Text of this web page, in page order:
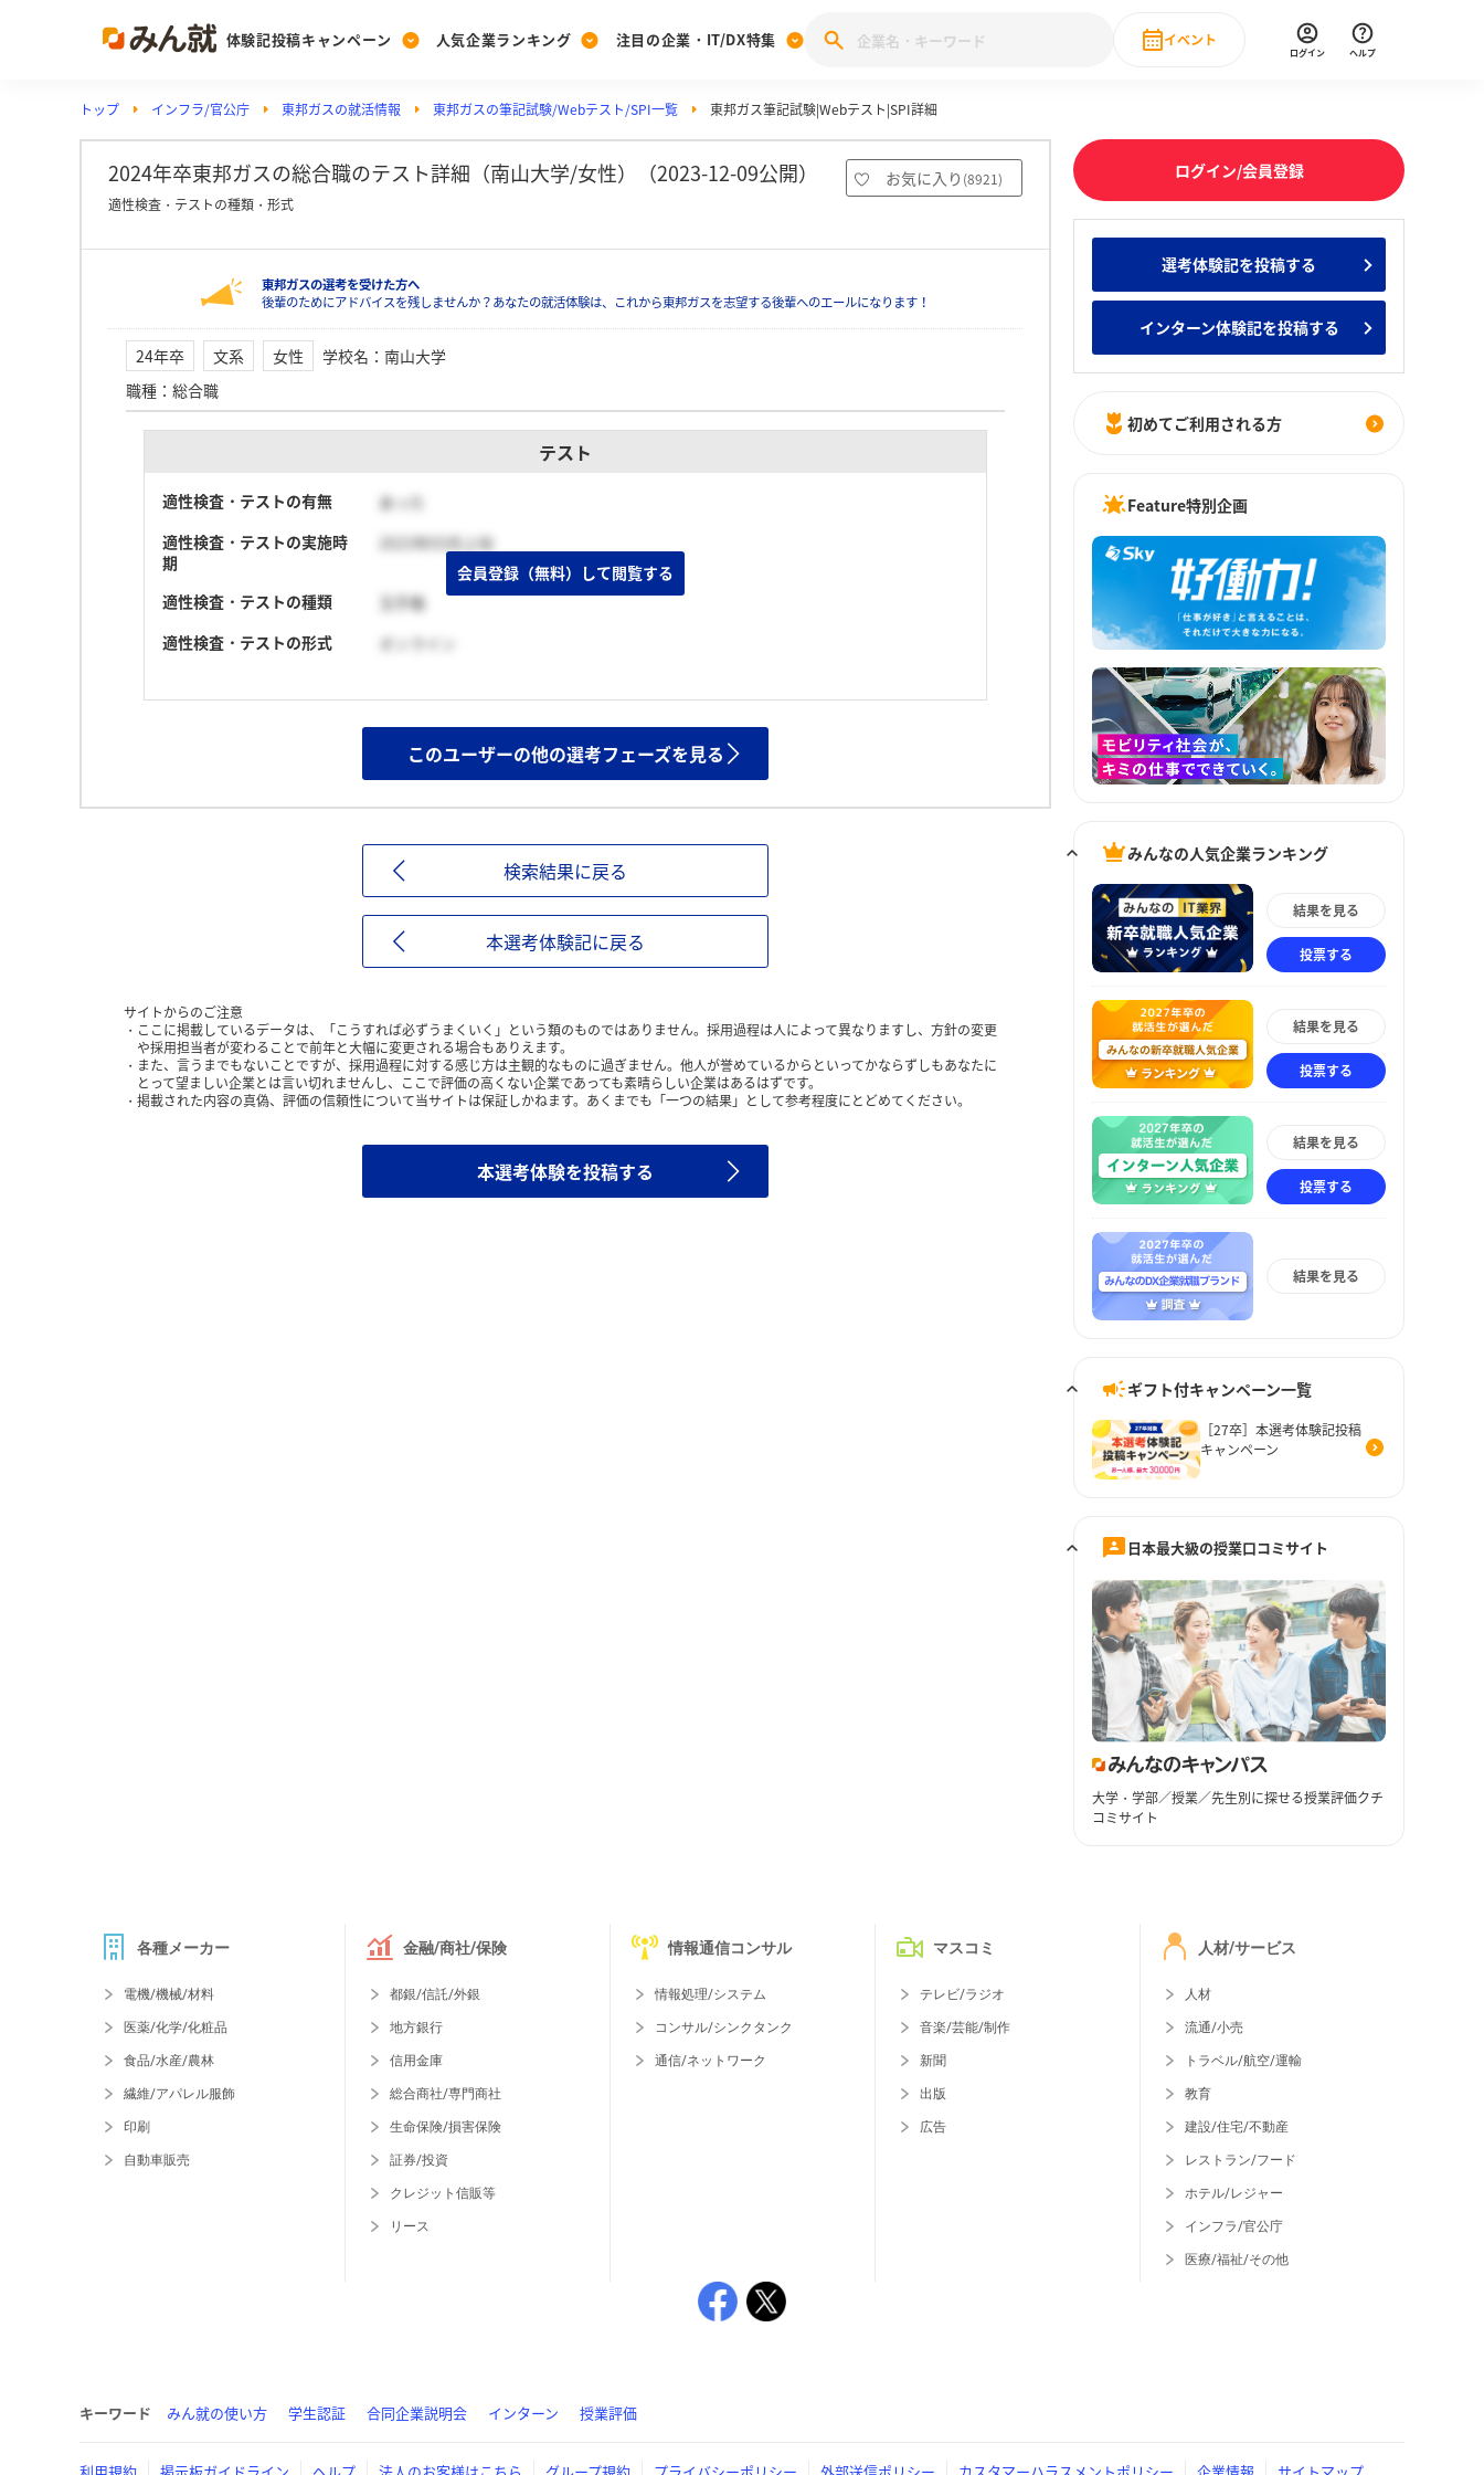
体験記投稿キャンペーン
Post
投稿する
[27卒] 本選考体験記投稿キャンペーン
人気企業ランキング
Ranking
ランキングを見る
みんなのDX企業就職ブランド調査
Vote
投票する
みんなの新卒就職人気企業ランキング みんなのインターン人気企業ランキ
注目の企業・IT/DX特集
PickUp
注目の企業特集
注目の企業特集
28卒 IT・DX現場社員インタビュー
イベント
直近のイベント一覧
ログイン ヘルプ
トップ インフラ/官公庁 東邦ガスの就活情報 東邦ガスの筆記試験/Webテスト/SPI一覧 東邦ガス筆記試験|Webテスト|SPI詳細
2024年卒東邦ガスの総合職のテスト詳細（南山大学/女性）（2023-12-09公開） お気に入り (8921)
適性検査・テストの種類・形式
東邦ガスの選考を受けた方へ
後輩のためにアドバイスを残しませんか？あなたの就活体験は、これから東邦ガスを志望する後輩へのエールになります！
24年卒 文系 女性 学校名 ： 南山大学
職種 ： 総合職
テスト
適性検査・テストの有無
あった
適性検査・テストの実施時
期
2023年03月上旬
適性検査・テストの種類
玉手箱
適性検査・テストの形式
オンライン
会員登録（無料）して閲覧する
このユーザーの他の選考フェーズを見る
検索結果に戻る
本選考体験記に戻る
サイトからのご注意
ここに掲載しているデータは、「こうすれば必ずうまくいく」という類のものではありません。採用過程は人によって異なりますし、方針の変更
や採用担当者が変わることで前年と大幅に変更される場合もありえます。
また、言うまでもないことですが、採用過程に対する感じ方は主観的なものに過ぎません。他人が誉めているからといってかならずしもあなたに
とって望ましい企業とは言い切れませんし、ここで評価の高くない企業であっても素晴らしい企業はあるはずです。
掲載された内容の真偽、評価の信頼性について当サイトは保証しかねます。あくまでも「一つの結果」として参考程度にとどめてください。
本選考体験を投稿する
ログイン/会員登録
選考体験記を投稿する
インターン体験記を投稿する
初めてご利用される方
Feature特別企画
みんなの人気企業ランキング
結果を見る
投票する
結果を見る
投票する
結果を見る
投票する
結果を見る
ギフト付キャンペーン一覧
［27卒］本選考体験記投稿
キャンペーン
日本最大級の授業口コミサイト
大学・学部／授業／先生別に探せる授業評価クチ
コミサイト
各種メーカー
電機/機械/材料
医薬/化学/化粧品
食品/水産/農林
繊維/アパレル服飾
印刷
自動車販売
金融/商社/保険
都銀/信託/外銀
地方銀行
信用金庫
総合商社/専門商社
生命保険/損害保険
証券/投資
クレジット信販等
リース
情報通信コンサル
情報処理/システム
コンサル/シンクタンク
通信/ネットワーク
マスコミ
テレビ/ラジオ
音楽/芸能/制作
新聞
出版
広告
人材/サービス
人材
流通/小売
トラベル/航空/運輸
教育
建設/住宅/不動産
レストラン/フード
ホテル/レジャー
インフラ/官公庁
医療/福祉/その他
キーワード みん就の使い方 学生認証 合同企業説明会 インターン 授業評価